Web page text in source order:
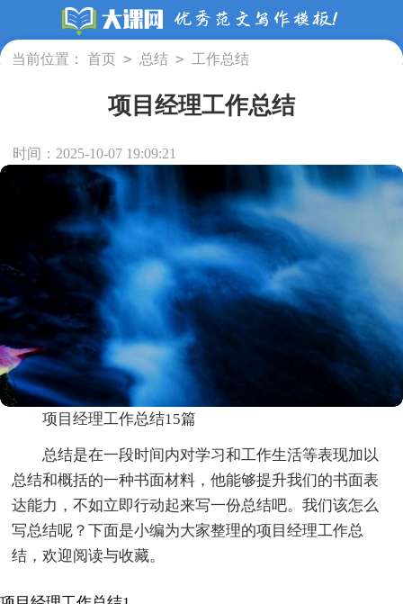
当前位置： 首页 > 总结 > 工作总结
项目经理工作总结
时间：2025-10-07 19:09:21
项目经理工作总结15篇
总结是在一段时间内对学习和工作生活等表现加以
总结和概括的一种书面材料，他能够提升我们的书面表
达能力，不如立即行动起来写一份总结吧。我们该怎么
写总结呢？下面是小编为大家整理的项目经理工作总
结，欢迎阅读与收藏。